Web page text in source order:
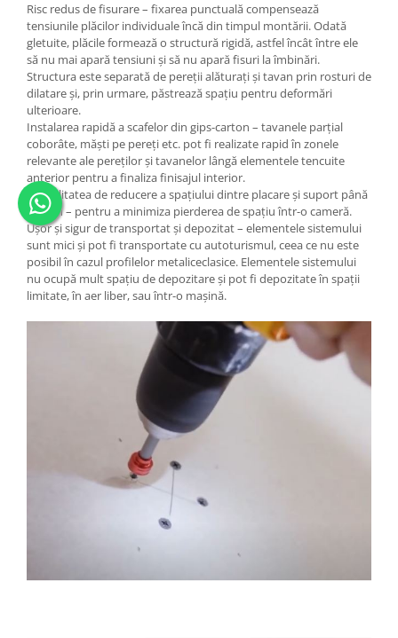
Risc redus de fisurare – fixarea punctuală compensează
tensiunile plăcilor individuale încă din timpul montării. Odată
gletuite, plăcile formează o structură rigidă, astfel încât între ele
să nu mai apară tensiuni și să nu apară fisuri la îmbinări.
Structura este separată de pereții alăturați și tavan prin rosturi de
dilatare și, prin urmare, păstrează spațiu pentru deformări
ulterioare.
Instalarea rapidă a scafelor din gips-carton – tavanele parțial
coborâte, măști pe pereți etc. pot fi realizate rapid în zonele
relevante ale pereților și tavanelor lângă elementele tencuite
anterior pentru a finaliza finisajul interior.
Posibilitatea de reducere a spațiului dintre placare și suport până
la 1 cm – pentru a minimiza pierderea de spațiu într-o cameră.
Ușor și sigur de transportat și depozitat – elementele sistemului
sunt mici și pot fi transportate cu autoturismul, ceea ce nu este
posibil în cazul profilelor metaliceclasice. Elementele sistemului
nu ocupă mult spațiu de depozitare și pot fi depozitate în spații
limitate, în aer liber, sau într-o mașină.